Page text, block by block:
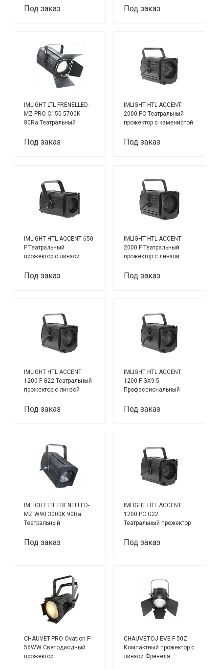
светодиодный
Под заказ Под заказ
IMLIGHT LTL FRENELLED-
MZ-PRO C150 5700K
80Ra Театральный
прожектор с линзой
Под заказ
IMLIGHT HTL ACCENT
2000 PC Театральный
прожектор с каменистой
2000 Вт.
Под заказ
IMLIGHT HTL ACCENT 650
F Театральный
прожектор с линзой
9.5 300, 500, 650 Вт
Под заказ
IMLIGHT HTL ACCENT
2000 F Театральный
прожектор с линзой
2000 Вт.
Под заказ
IMLIGHT HTL ACCENT
1200 F G22 Театральный
прожектор с линзой
Под заказ
IMLIGHT HTL ACCENT
1200 F GX9.5
Профессиональный
с линзой Френеля и
Под заказ
IMLIGHT LTL FRENELLED-
MZ W90 3000К 90Ra
Театральный
прожектор с линзой
Под заказ
IMLIGHT HTL ACCENT
1200 PC G22
Театральный прожектор
Под заказ
CHAUVET-PRO Ovation P-
56WW Светодиодный
прожектор
CHAUVET-DJ EVE F-50Z
Компактный прожектор с
линзой Френеля